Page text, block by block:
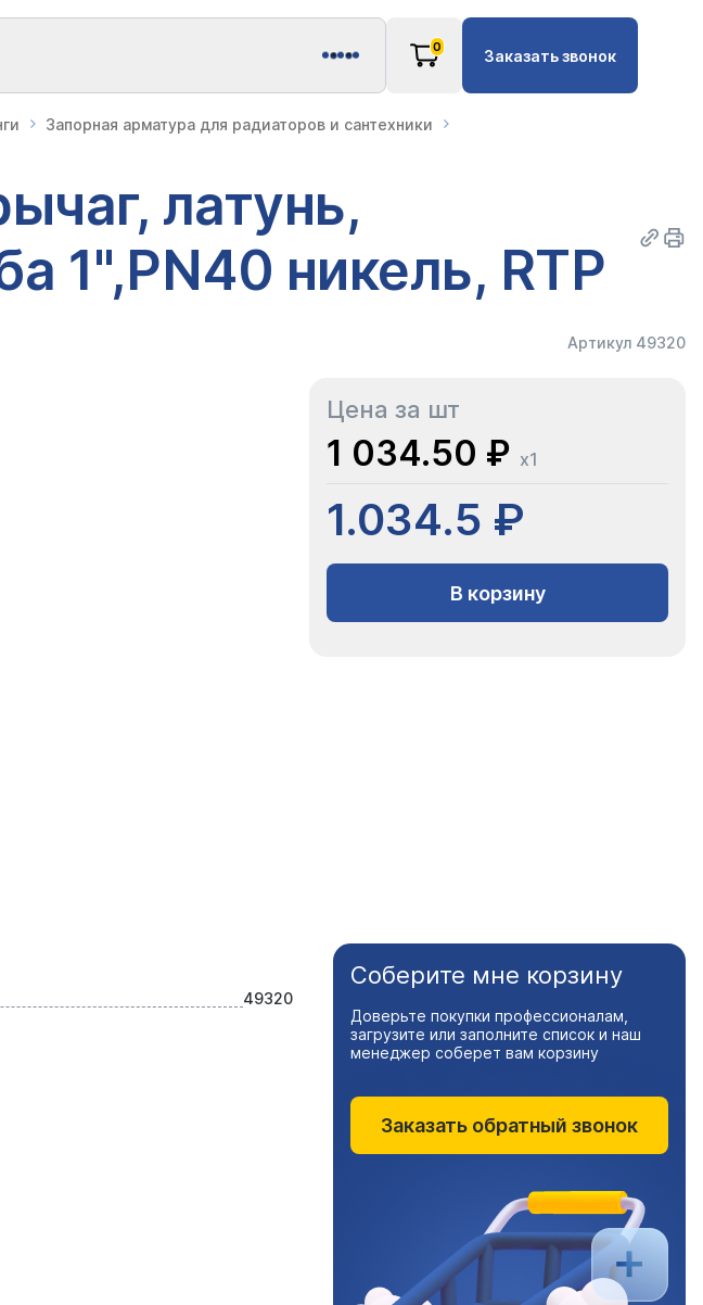
0 Заказать звонок
Запорная арматура для радиаторов и сантехники
латунь,
1",PN40 никель, RTP
Артикул 49320
Цена за шт
1 034.50 ₽ x1
1.034.5 ₽
В корзину
49320
Соберите мне корзину
Доверьте покупки профессионалам,
загрузите или заполните список и наш
менеджер соберет вам корзину
Заказать обратный звонок